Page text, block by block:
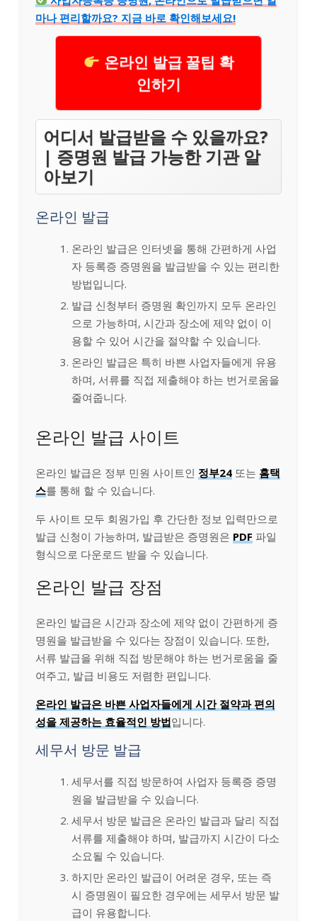
마나 편리할까요? 지금 바로 확인해보세요!
온라인 발급 꿀팁 확
인하기
어디서 발급받을 수 있을까요?
| 증명원 발급 가능한 기관 알
아보기
온라인 발급
온라인 발급은 인터넷을 통해 간편하게 사업
자 등록증 증명원을 발급받을 수 있는 편리한
방법입니다.
발급 신청부터 증명원 확인까지 모두 온라인
으로 가능하며, 시간과 장소에 제약 없이 이
용할 수 있어 시간을 절약할 수 있습니다.
온라인 발급은 특히 바쁜 사업자들에게 유용
하며, 서류를 직접 제출해야 하는 번거로움을
줄여줍니다.
온라인 발급 사이트
온라인 발급은 정부 민원 사이트인 정부24 또는 홈택
스를 통해 할 수 있습니다.
두 사이트 모두 회원가입 후 간단한 정보 입력만으로
발급 신청이 가능하며, 발급받은 증명원은 PDF 파일
형식으로 다운로드 받을 수 있습니다.
온라인 발급 장점
온라인 발급은 시간과 장소에 제약 없이 간편하게 증
명원을 발급받을 수 있다는 장점이 있습니다. 또한,
서류 발급을 위해 직접 방문해야 하는 번거로움을 줄
여주고, 발급 비용도 저렴한 편입니다.
온라인 발급은 바쁜 사업자들에게 시간 절약과 편의
성을 제공하는 효율적인 방법입니다.
세무서 방문 발급
세무서를 직접 방문하여 사업자 등록증 증명
원을 발급받을 수 있습니다.
세무서 방문 발급은 온라인 발급과 달리 직접
서류를 제출해야 하며, 발급까지 시간이 다소
소요될 수 있습니다.
하지만 온라인 발급이 어려운 경우, 또는 즉
시 증명원이 필요한 경우에는 세무서 방문 발
급이 유용합니다.